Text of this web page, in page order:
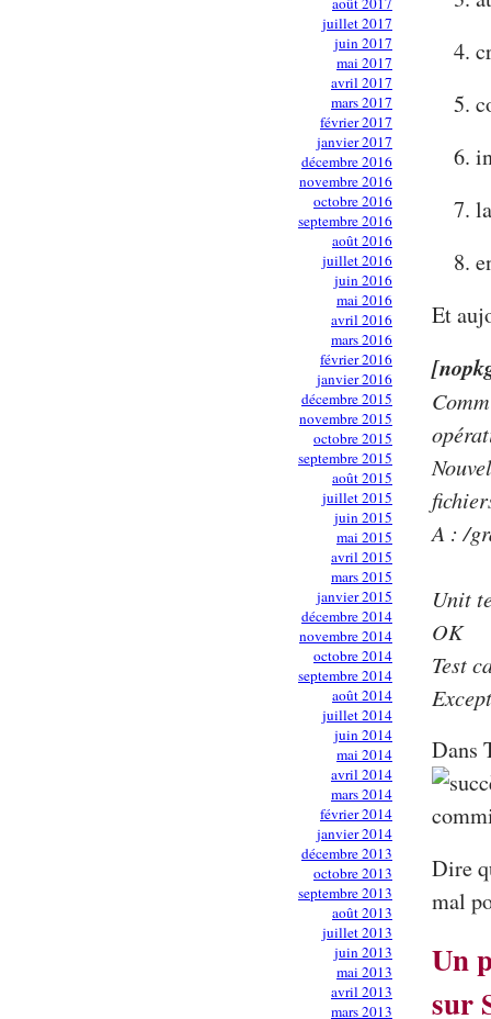
juillet 2017
juin 2017
mai 2017
avril 2017
mars 2017
février 2017
janvier 2017
décembre 2016
novembre 2016
octobre 2016
septembre 2016
août 2016
juillet 2016
juin 2016
mai 2016
avril 2016
mars 2016
février 2016
janvier 2016
décembre 2015
novembre 2015
octobre 2015
septembre 2015
août 2015
juillet 2015
juin 2015
mai 2015
avril 2015
mars 2015
janvier 2015
décembre 2014
novembre 2014
octobre 2014
septembre 2014
août 2014
juillet 2014
juin 2014
mai 2014
avril 2014
mars 2014
février 2014
janvier 2014
décembre 2013
octobre 2013
septembre 2013
août 2013
juillet 2013
juin 2013
mai 2013
avril 2013
mars 2013
Et
A : /
Unit
OK
Test
Dans
Dire
mal
Un
sur